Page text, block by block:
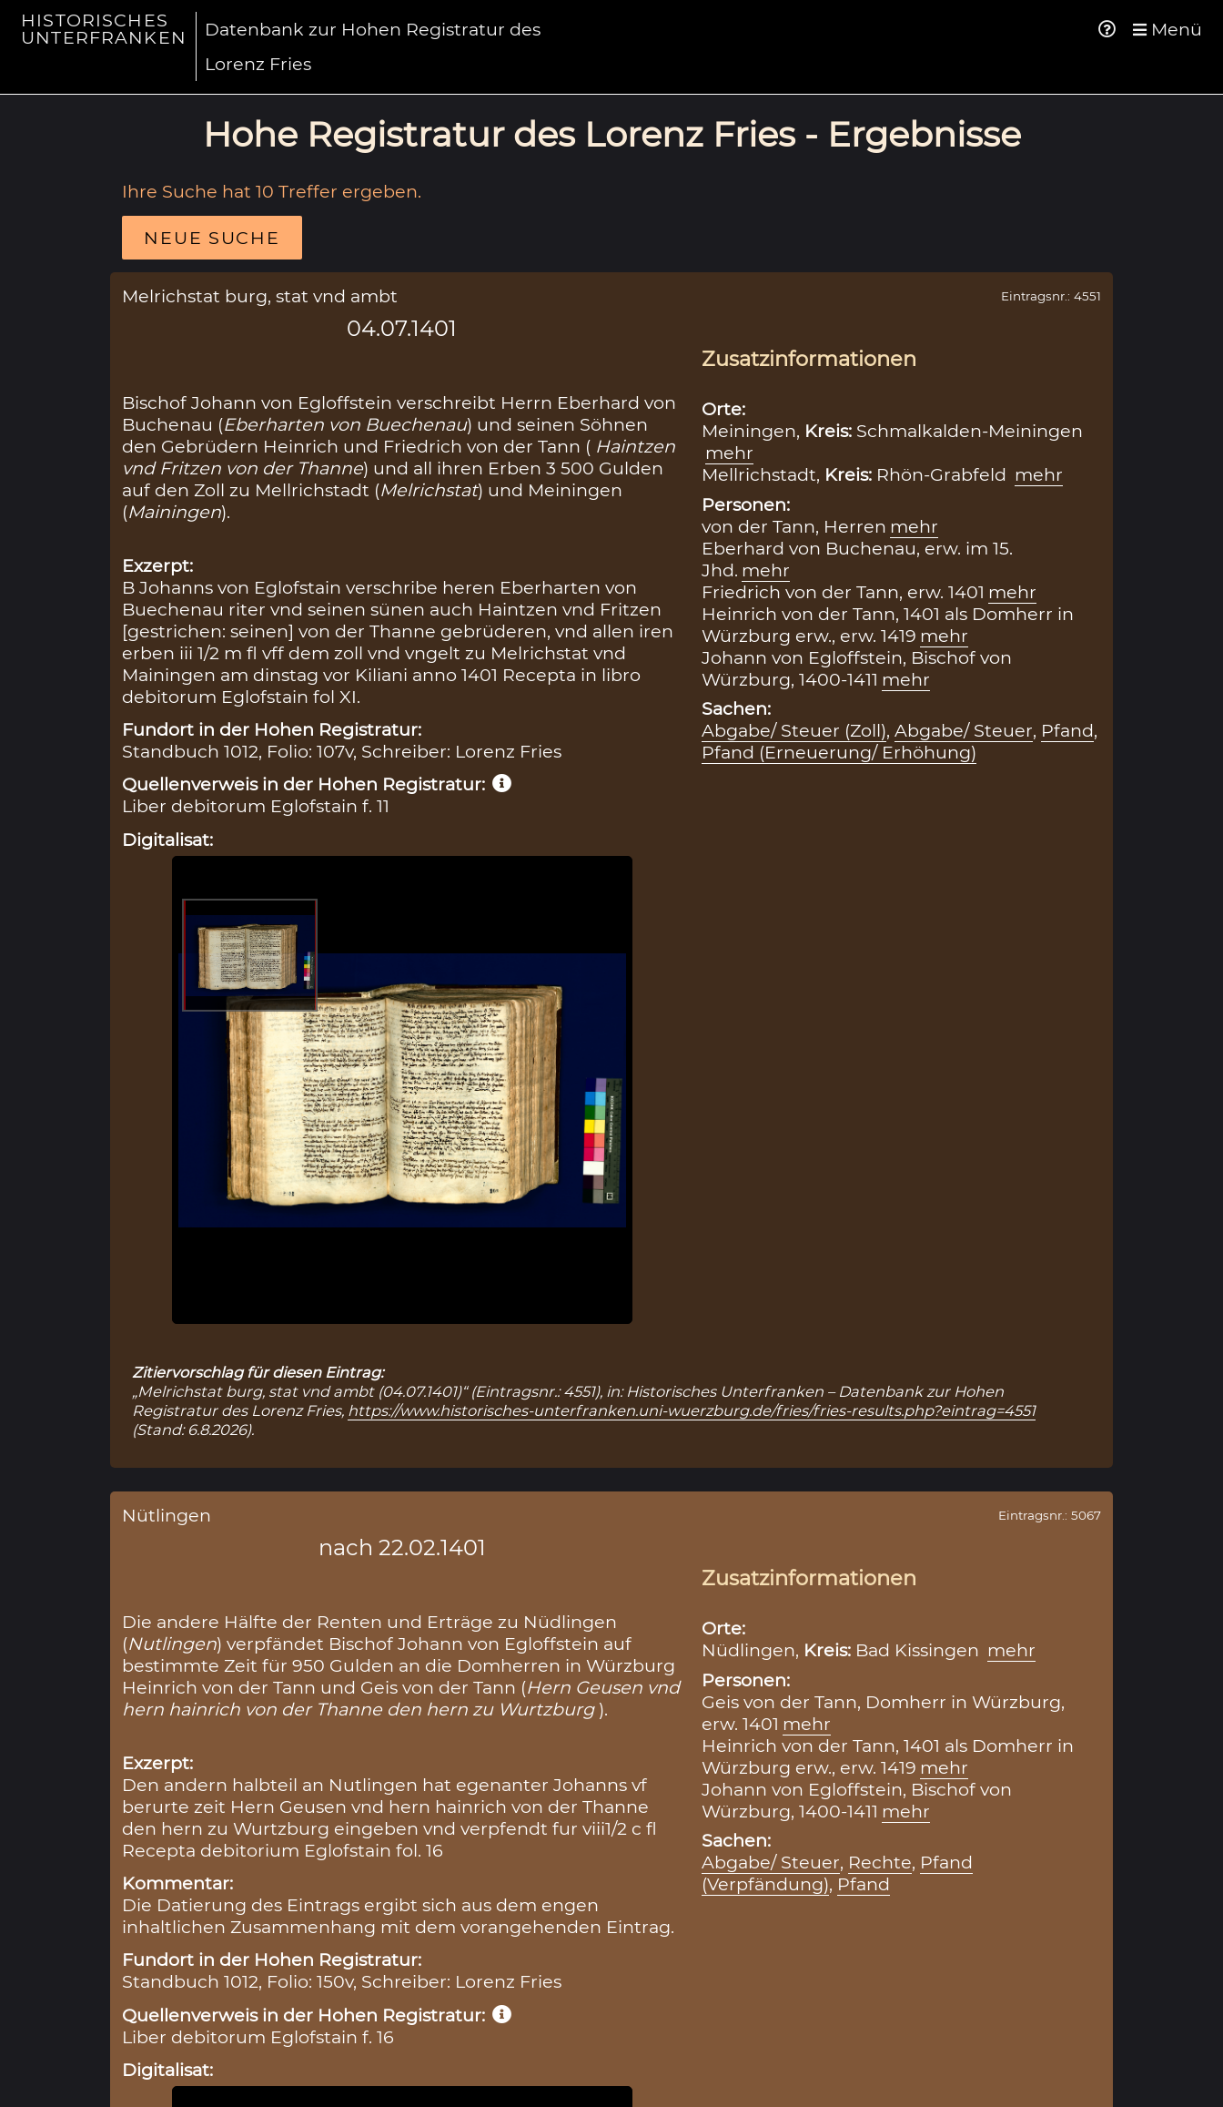
HISTORISCHES
UNTERFRANKEN
Datenbank zur Hohen Registratur des
Lorenz Fries
Menü
Hohe Registratur des Lorenz Fries - Ergebnisse
Ihre Suche hat 10 Treffer ergeben.
NEUE SUCHE
Melrichstat burg, stat vnd ambt
04.07.1401
Bischof Johann von Egloffstein verschreibt Herrn Eberhard von
Buchenau (Eberharten von Buechenau) und seinen Söhnen
den Gebrüdern Heinrich und Friedrich von der Tann ( Haintzen
vnd Fritzen von der Thanne) und all ihren Erben 3 500 Gulden
auf den Zoll zu Mellrichstadt (Melrichstat) und Meiningen
(Mainingen).
Exzerpt:
B Johanns von Eglofstain verschribe heren Eberharten von
Buechenau riter vnd seinen sünen auch Haintzen vnd Fritzen
[gestrichen: seinen] von der Thanne gebrüderen, vnd allen iren
erben iii 1/2 m fl vff dem zoll vnd vngelt zu Melrichstat vnd
Mainingen am dinstag vor Kiliani anno 1401 Recepta in libro
debitorum Eglofstain fol XI.
Fundort in der Hohen Registratur:
Standbuch 1012, Folio: 107v, Schreiber: Lorenz Fries
Quellenverweis in der Hohen Registratur:
Liber debitorum Eglofstain f. 11
Digitalisat:
Eintragsnr.: 4551
Zusatzinformationen
Orte:
Meiningen, Kreis: Schmalkalden-Meiningen
mehr
Mellrichstadt, Kreis: Rhön-Grabfeld mehr
Personen:
von der Tann, Herren mehr
Eberhard von Buchenau, erw. im 15.
Jhd. mehr
Friedrich von der Tann, erw. 1401 mehr
Heinrich von der Tann, 1401 als Domherr in
Würzburg erw., erw. 1419 mehr
Johann von Egloffstein, Bischof von
Würzburg, 1400-1411 mehr
Sachen:
Abgabe/ Steuer (Zoll), Abgabe/ Steuer, Pfand,
Pfand (Erneuerung/ Erhöhung)
Zitiervorschlag für diesen Eintrag:
„Melrichstat burg, stat vnd ambt (04.07.1401)“ (Eintragsnr.: 4551), in: Historisches Unterfranken – Datenbank zur Hohen
Registratur des Lorenz Fries, https://www.historisches-unterfranken.uni-wuerzburg.de/fries/fries-results.php?eintrag=4551
(Stand: 6.8.2026).
Nütlingen
nach 22.02.1401
Die andere Hälfte der Renten und Erträge zu Nüdlingen
(Nutlingen) verpfändet Bischof Johann von Egloffstein auf
bestimmte Zeit für 950 Gulden an die Domherren in Würzburg
Heinrich von der Tann und Geis von der Tann (Hern Geusen vnd
hern hainrich von der Thanne den hern zu Wurtzburg ).
Exzerpt:
Den andern halbteil an Nutlingen hat egenanter Johanns vf
berurte zeit Hern Geusen vnd hern hainrich von der Thanne
den hern zu Wurtzburg eingeben vnd verpfendt fur viii1/2 c fl
Recepta debitorium Eglofstain fol. 16
Kommentar:
Die Datierung des Eintrags ergibt sich aus dem engen
inhaltlichen Zusammenhang mit dem vorangehenden Eintrag.
Fundort in der Hohen Registratur:
Standbuch 1012, Folio: 150v, Schreiber: Lorenz Fries
Quellenverweis in der Hohen Registratur:
Liber debitorum Eglofstain f. 16
Digitalisat:
Eintragsnr.: 5067
Zusatzinformationen
Orte:
Nüdlingen, Kreis: Bad Kissingen mehr
Personen:
Geis von der Tann, Domherr in Würzburg,
erw. 1401 mehr
Heinrich von der Tann, 1401 als Domherr in
Würzburg erw., erw. 1419 mehr
Johann von Egloffstein, Bischof von
Würzburg, 1400-1411 mehr
Sachen:
Abgabe/ Steuer, Rechte, Pfand
(Verpfändung), Pfand